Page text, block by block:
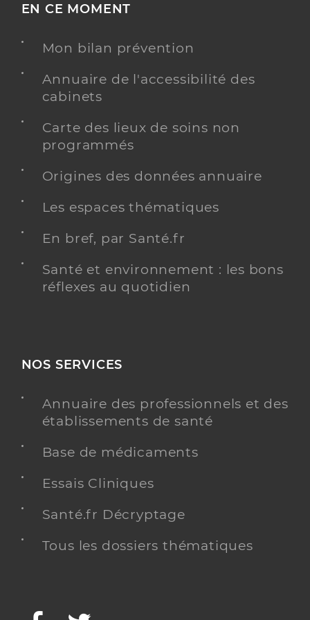
EN CE MOMENT
Mon bilan prévention
Annuaire de l'accessibilité des
cabinets
Carte des lieux de soins non
programmés
Origines des données annuaire
Les espaces thématiques
En bref, par Santé.fr
Santé et environnement : les bons
réflexes au quotidien
NOS SERVICES
Annuaire des professionnels et des
établissements de santé
Base de médicaments
Essais Cliniques
Santé.fr Décryptage
Tous les dossiers thématiques